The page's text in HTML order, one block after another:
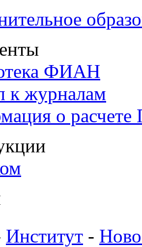
ФИАН
к журналам
о
Институт -